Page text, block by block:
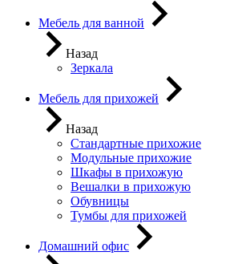
Мебель для ванной
Назад
Зеркала
Мебель для прихожей
Назад
Стандартные прихожие
Модульные прихожие
Шкафы в прихожую
Вешалки в прихожую
Обувницы
Тумбы для прихожей
Домашний офис